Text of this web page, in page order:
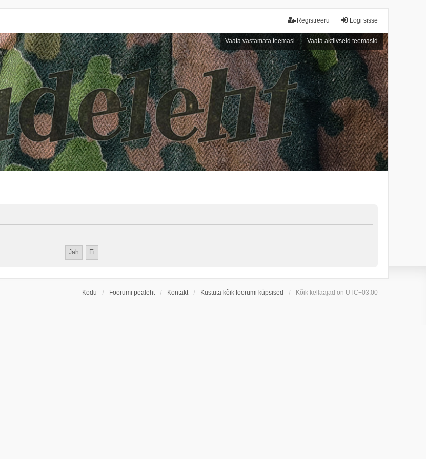
Logi sisse
Registreeru
Vaata vastamata teemasi Vaata aktiivseid teemasid
Kodu Foorumi pealeht Kontakt Kustuta kõik foorumi küpsised Kõik kellaajad on UTC+03:00